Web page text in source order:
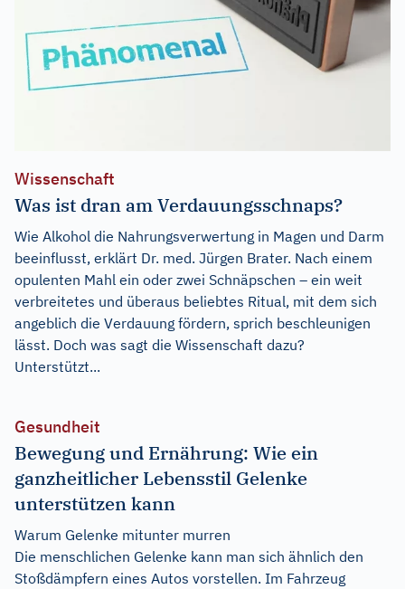
Wissenschaft
Was ist dran am Verdauungsschnaps?
Wie Alkohol die Nahrungsverwertung in Magen und Darm
beeinflusst, erklärt Dr. med. Jürgen Brater. Nach einem
opulenten Mahl ein oder zwei Schnäpschen – ein weit
verbreitetes und überaus beliebtes Ritual, mit dem sich
angeblich die Verdauung fördern, sprich beschleunigen
lässt. Doch was sagt die Wissenschaft dazu?
Unterstützt...
Gesundheit
Bewegung und Ernährung: Wie ein
ganzheitlicher Lebensstil Gelenke
unterstützen kann
Warum Gelenke mitunter murren
Die menschlichen Gelenke kann man sich ähnlich den
Stoßdämpfern eines Autos vorstellen. Im Fahrzeug